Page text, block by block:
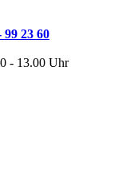
99 23 60
- 13.00 Uhr